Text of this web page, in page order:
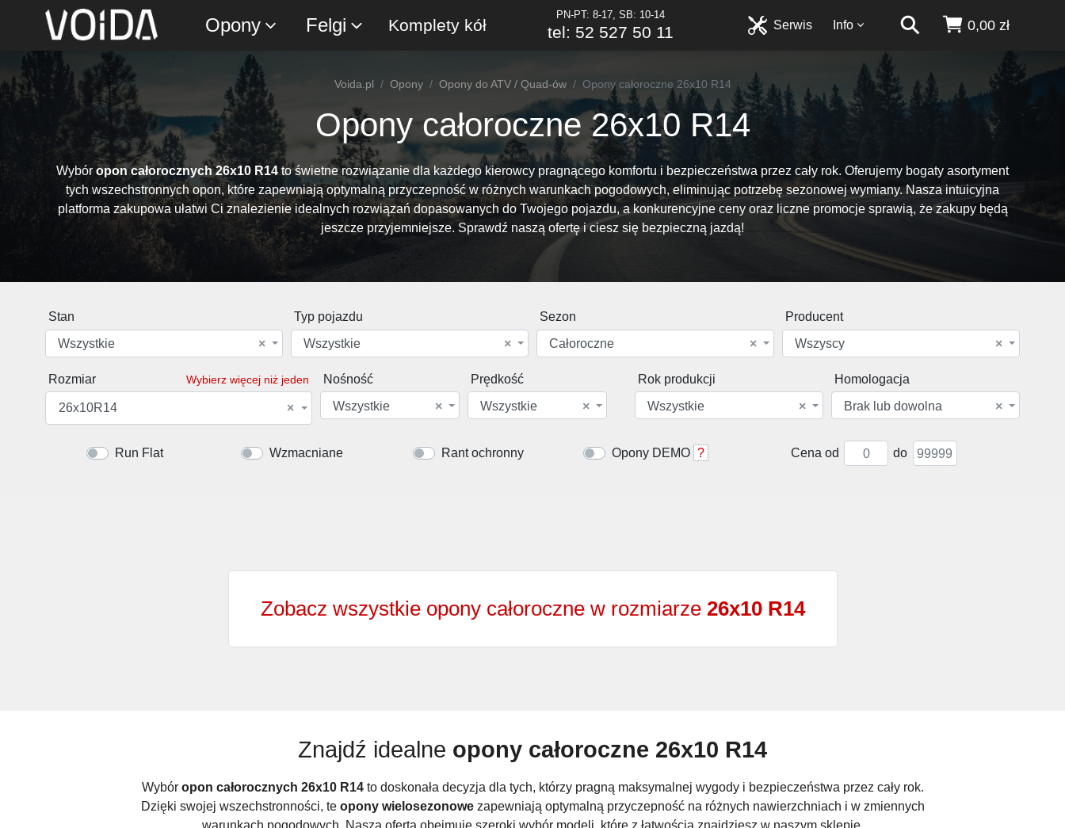
Opony Felgi Komplety kół
PN-PT: 8-17, SB: 10-14
tel: 52 527 50 11 0,00 zł
Info
Serwis
Voida.pl Opony Opony do ATV / Quad-ów Opony całoroczne 26x10 R14
Opony całoroczne 26x10 R14
Wybór opon całorocznych 26x10 R14to świetne rozwiązanie dla każdego kierowcy pragnącego komfortu i bezpieczeństwa przez cały rok. Oferujemy bogaty asortyment
tych wszechstronnych opon, które zapewniają optymalną przyczepność w różnych warunkach pogodowych, eliminując potrzebę sezonowej wymiany. Nasza intuicyjna
platforma zakupowa ułatwi Ci znalezienie idealnych rozwiązań dopasowanych do Twojego pojazdu, a konkurencyjne ceny oraz liczne promocje sprawią, że zakupy będą
jeszcze przyjemniejsze. Sprawdź naszą ofertę i ciesz się bezpieczną jazdą!
Stan
×
Wszystkie
Typ pojazdu
×
Wszystkie
Sezon
×
Całoroczne
Producent
×
Wszyscy
Rozmiar Wybierz więcej niż jeden
×
26x10R14
Nośność
×
Wszystkie
Prędkość
×
Wszystkie
Rok produkcji
×
Wszystkie
Homologacja
×
Brak lub dowolna
Run Flat Wzmacniane Rant ochronny Opony DEMO ? Cena od do
Zobacz wszystkie opony całoroczne w rozmiarze 26x10 R14
Znajdź idealne opony całoroczne 26x10 R14
Wybór opon całorocznych 26x10 R14to doskonała decyzja dla tych, którzy pragną maksymalnej wygody i bezpieczeństwa przez cały rok.
Dzięki swojej wszechstronności, te opony wielosezonowezapewniają optymalną przyczepność na różnych nawierzchniach i w zmiennych
warunkach pogodowych. Nasza oferta obejmuje szeroki wybór modeli, które z łatwością znajdziesz w naszym sklepie.